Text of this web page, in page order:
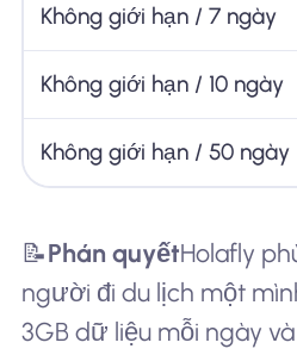
Không giới hạn / 7 ngày
Không giới hạn / 10 ngày
Không giới hạn / 50 ngày
📝Phán quyếtHolafly
người đi du lịch một
3GB dữ liệu mỗi ngày